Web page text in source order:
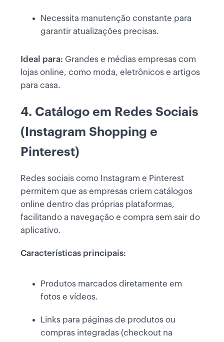
Necessita manutenção constante para
garantir atualizações precisas.
Ideal para: Grandes e médias empresas com
lojas online, como moda, eletrônicos e artigos
para casa.
4. Catálogo em Redes Sociais
(Instagram Shopping e
Pinterest)
Redes sociais como Instagram e Pinterest
permitem que as empresas criem catálogos
online dentro das próprias plataformas,
facilitando a navegação e compra sem sair do
aplicativo.
Características principais:
Produtos marcados diretamente em
fotos e vídeos.
Links para páginas de produtos ou
compras integradas (checkout na